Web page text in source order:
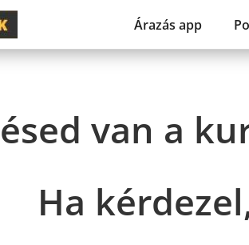
Árazás app
van a
Ha